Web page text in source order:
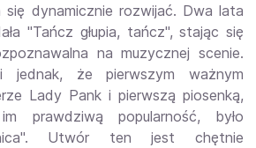
się dynamicznie rozwijać. Dwa lata
"Tańcz głupia, tańcz", stając się
na muzycznej scenie.
jednak, że pierwszym ważnym
Lady Pank i pierwszą piosenką,
prawdziwą popularność, było
Utwór ten jest chętnie